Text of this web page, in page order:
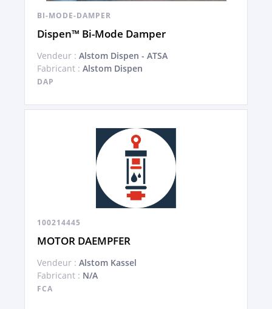
BI-MODE-DAMPER
Dispen™ Bi-Mode Damper
Vendeur : Alstom Dispen - ATSA
Fabricant : Alstom Dispen
DAP
100214445
MOTOR DAEMPFER
Vendeur : Alstom Kassel
Fabricant : N/A
FCA